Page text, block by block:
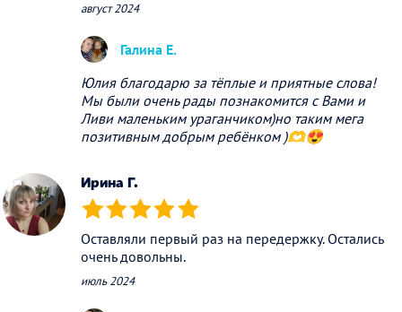
август 2024
Галина Е.
Юлия благодарю за тёплые и приятные слова!
Мы были очень рады познакомится с Вами и
Ливи маленьким ураганчиком)но таким мега
позитивным добрым ребёнком )🫶😍
Ирина Г.
(*) (*) (*) (*) (*)
Оставляли первый раз на передержку. Остались
очень довольны.
июль 2024